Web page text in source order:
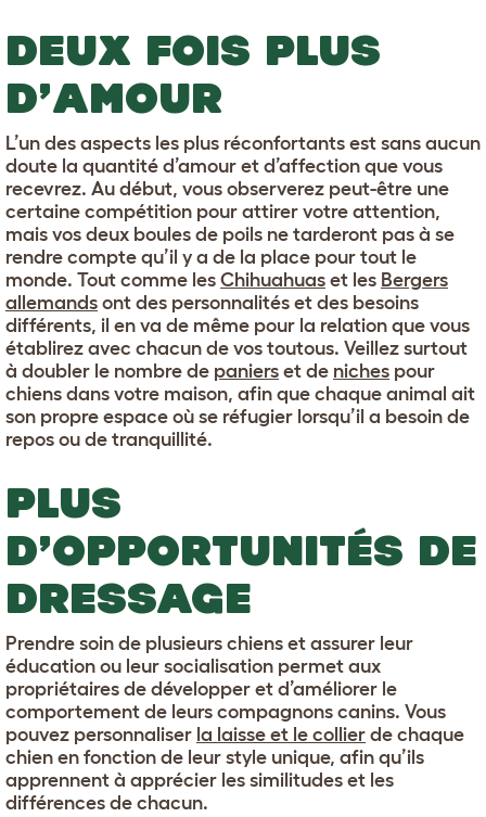
DEUX FOIS PLUS
D’AMOUR
L’un des aspects les plus réconfortants est sans aucun
doute la quantité d’amour et d’affection que vous
recevrez. Au début, vous observerez peut-être une
certaine compétition pour attirer votre attention,
mais vos deux boules de poils ne tarderont pas à se
rendre compte qu’il y a de la place pour tout le
monde. Tout comme les Chihuahuas et les Bergers
allemands ont des personnalités et des besoins
différents, il en va de même pour la relation que vous
établirez avec chacun de vos toutous. Veillez surtout
à doubler le nombre de paniers et de niches pour
chiens dans votre maison, afin que chaque animal ait
son propre espace où se réfugier lorsqu’il a besoin de
repos ou de tranquillité.
PLUS
D’OPPORTUNITÉS DE
DRESSAGE
Prendre soin de plusieurs chiens et assurer leur
éducation ou leur socialisation permet aux
propriétaires de développer et d’améliorer le
comportement de leurs compagnons canins. Vous
pouvez personnaliser la laisse et le collier de chaque
chien en fonction de leur style unique, afin qu’ils
apprennent à apprécier les similitudes et les
différences de chacun.